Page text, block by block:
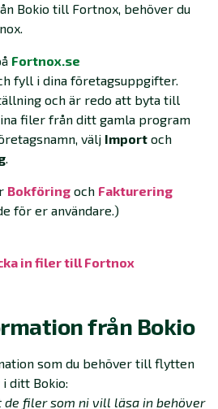
Bokio till Fortnox, behöver du
Fortnox.se
fyll i dina företagsuppgifter.
och är redo att byta till
filer från ditt gamla program
välj Import och
.
Bokföring och Fakturering
för er användare.)
in filer till Fortnox
från Bokio
som du behöver till flytten
ditt Bokio:
de filer som ni vill läsa in behöver